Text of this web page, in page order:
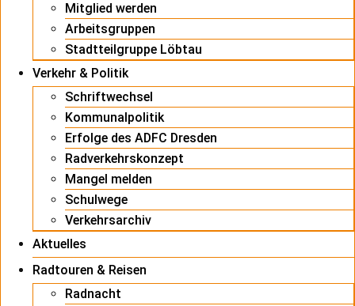
Mitglied werden
Arbeitsgruppen
Stadtteilgruppe Löbtau
Verkehr & Politik
Schriftwechsel
Kommunalpolitik
Erfolge des ADFC Dresden
Radverkehrskonzept
Mangel melden
Schulwege
Verkehrsarchiv
Aktuelles
Radtouren & Reisen
Radnacht